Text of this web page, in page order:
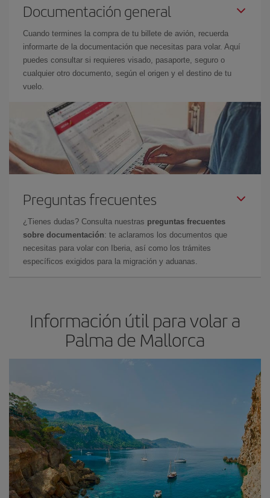
Documentación general
Cuando termines la compra de tu billete de avión, recuerda
informarte de la documentación que necesitas para volar. Aquí
puedes consultar si requieres visado, pasaporte, seguro o
cualquier otro documento, según el origen y el destino de tu
vuelo.
Preguntas frecuentes
¿Tienes dudas? Consulta nuestras preguntas frecuentes
sobre documentación: te aclaramos los documentos que
necesitas para volar con Iberia, así como los trámites
específicos exigidos para la migración y aduanas.
Información útil para volar a
Palma de Mallorca